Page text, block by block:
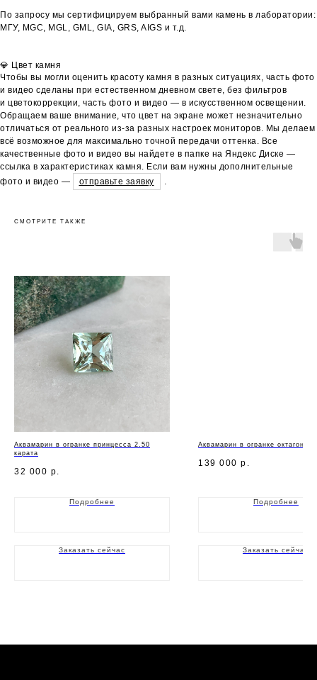
По запросу мы сертифицируем выбранный вами камень в лаборатории:
МГУ, MGC, MGL, GML, GIA, GRS, AIGS и т.д.
💎 Цвет камня
Чтобы вы могли оценить красоту камня в разных ситуациях, часть фото
и видео сделаны при естественном дневном свете, без фильтров
и цветокоррекции, часть фото и видео — в искусственном освещении.
Обращаем ваше внимание, что цвет на экране может незначительно
отличаться от реального из-за разных настроек мониторов. Мы делаем
всё возможное для максимально точной передачи оттенка. Все
качественные фото и видео вы найдете в папке на Яндекс Диске —
ссылка в характеристиках камня. Если вам нужны дополнительные
фото и видео —
отправьте заявку
СМОТРИТЕ ТАКЖЕ
Аквамарин в огранке принцесса 2.50
карата
32 000 р.
Подробнее
Заказать сейчас
Аквамарин в огранке октагон
139 000 р.
Подробнее
Заказать сейчас